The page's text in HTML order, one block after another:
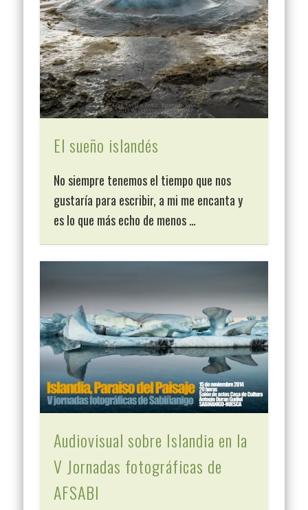
El sueño islandés
No siempre tenemos el tiempo que nos
gustaría para escribir, a mi me encanta y
es lo que más echo de menos …
Audiovisual sobre Islandia en la
V Jornadas fotográficas de
AFSABI